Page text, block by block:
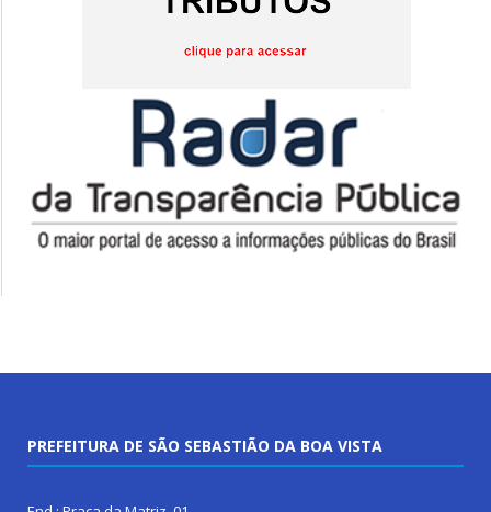
PREFEITURA DE SÃO SEBASTIÃO DA BOA VISTA